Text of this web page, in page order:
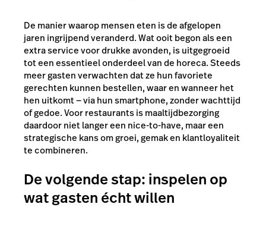
De manier waarop mensen eten is de afgelopen
jaren ingrijpend veranderd. Wat ooit begon als een
extra service voor drukke avonden, is uitgegroeid
tot een essentieel onderdeel van de horeca. Steeds
meer gasten verwachten dat ze hun favoriete
gerechten kunnen bestellen, waar en wanneer het
hen uitkomt — via hun smartphone, zonder wachttijd
of gedoe. Voor restaurants is maaltijdbezorging
daardoor niet langer een nice-to-have, maar een
strategische kans om groei, gemak en klantloyaliteit
te combineren.
De volgende stap: inspelen op
wat gasten écht willen